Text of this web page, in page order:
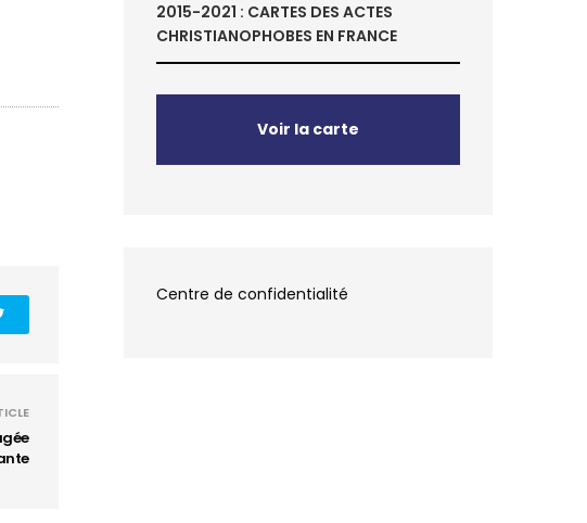
2015-2021 : CARTES DES ACTES
CHRISTIANOPHOBES EN FRANCE
Voir la carte
Centre de confidentialité